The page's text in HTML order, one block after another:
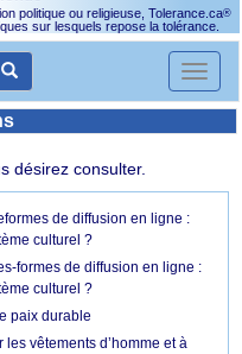
politique ou religieuse, Tolerance.ca®
sur lesquels repose la tolérance.
Toggle
désirez consulter.
de diffusion en ligne :
culturel ?
formes de diffusion en ligne :
culturel ?
paix durable
vêtements d’homme et à